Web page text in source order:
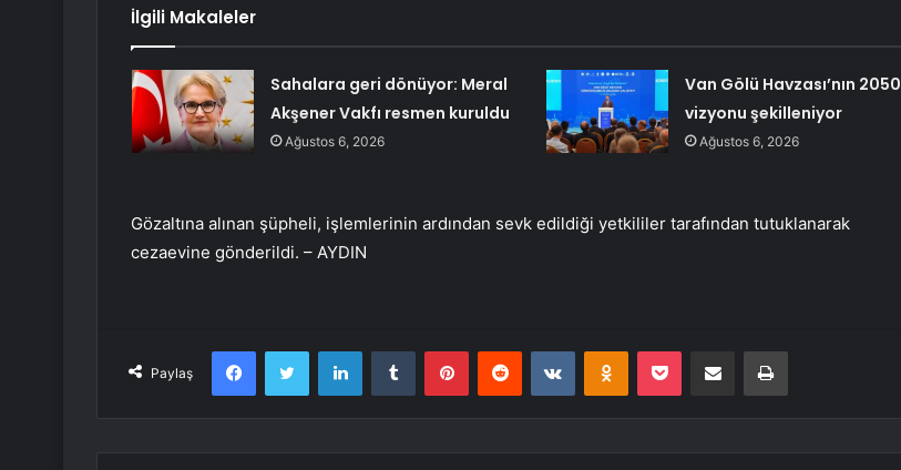
İlgili Makaleler
Sahalara geri dönüyor: Meral
Akşener Vakfı resmen kuruldu
Ağustos 6, 2026
Van Gölü Havzası’nın 2050
vizyonu şekilleniyor
Ağustos 6, 2026
Gözaltına alınan şüpheli, işlemlerinin ardından sevk edildiği yetkililer tarafından tutuklanarak
cezaevine gönderildi. – AYDIN
Paylaş
FacebookTwitter LinkedInTumblr PinterestReddit VKontakteOdnoklassniki
Pocket E-Posta ile paylaş Yazdır